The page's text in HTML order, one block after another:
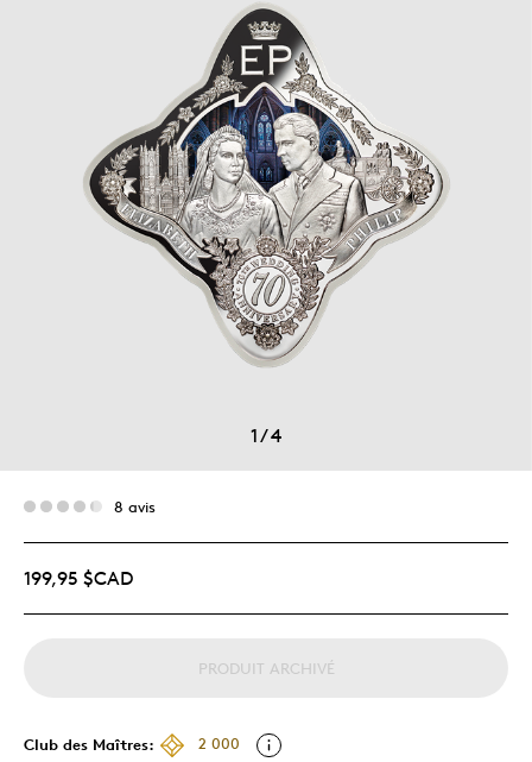
1/4
8 avis
199,95 $CAD
PRODUIT ARCHIVÉ
Club des Maîtres:
2 000